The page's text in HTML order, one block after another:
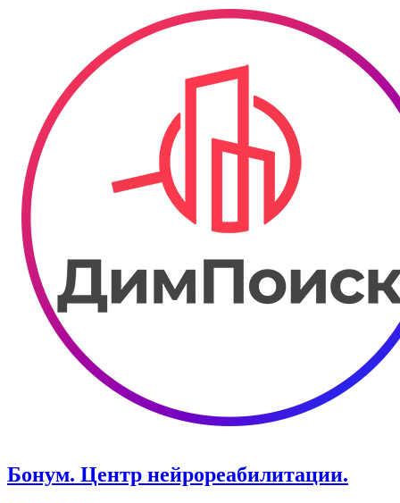
Бонум. Центр нейрореабилитации.